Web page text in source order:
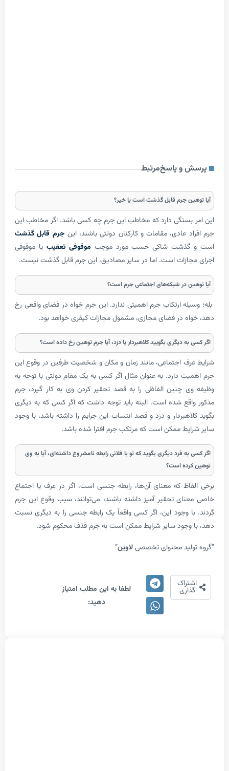
و پاسخمرتبط
جرم قابل گذشت است یا خیر؟
بستگی دارد که مخاطب این جرم چه کسی باشد. اگر مخاطب این
عادی، مقامات و کارکنان دولتی باشند، اینجرم قابل گذشت
شاکی حسب مورد موجبموقوفی تعقیبیا موقوفی
است. اما در سایر مصادیق، این جرم قابل گذشت نیست.
در شبکه‌های اجتماعی جرم است؟
ارتکاب جرم اهمیتی ندارد. این جرم خواه در فضای واقعی رخ
در فضای مجازی، مشمول مجازات کیفری خواهد بود.
دیگری بگویید کلاهبردار یا دزد، آیا جرم توهین رخ داده است؟
اجتماعی، مانند زمان و مکان و شخصیت طرفین در وقوع این
دارد. به عنوان مثال اگر کسی به یک مقام دولتی با توجه به
چنین الفاظی را به قصد تحقیر کردن وی به کار گیرد، جرم
شده است. البته باید توجه داشت که اگر کسی که به دیگری
و دزد و قصد انتساب این جرایم را داشته باشد، با وجود
ممکن است که مرتکب جرم افترا شده باشد.
فرد دیگری بگوید که تو با فلانی رابطه نامشروع داشته‌­ای، آیا به وی
است؟
که معنای آن‌­ها، رابطه جنسی است، اگر در عرف یا اجتماع
تحقیر آمیز داشته باشند، می‌­توانند، سبب وقوع این جرم
وجود این، اگر کسی واقعاً یک رابطه جنسی را به دیگری نسبت
وجود سایر شرایط ممکن است به جرم قذف محکوم شود.
محتوای تخصصیلاوین“
لطفا به این مطلب امتیاز